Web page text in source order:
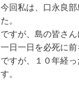
今回私は、口永良
た。
ですが、島の皆さ
一日一日を必死に
ですが、１０年経
す。